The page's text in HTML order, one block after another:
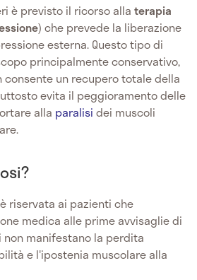
è previsto il ricorso alla terapia
) che prevede la liberazione
esterna. Questo tipo di
principalmente conservativo,
consente un recupero totale della
evita il peggioramento delle
alla paralisi dei muscoli
è riservata ai pazienti che
medica alle prime avvisaglie di
manifestano la perdita
e l'ipostenia muscolare alla